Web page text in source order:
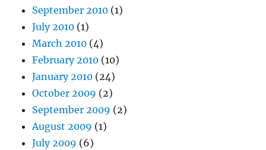
September 2010 (1)
July 2010 (1)
March 2010 (4)
February 2010 (10)
January 2010 (24)
October 2009 (2)
September 2009 (2)
August 2009 (1)
July 2009 (6)